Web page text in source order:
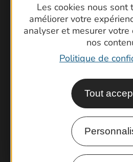
Les cookies nous sont
améliorer votre
analyser et mesurer
nos
Politique de
Tout
Les Arènes
Escapade en
Randonnée en
Foire aux